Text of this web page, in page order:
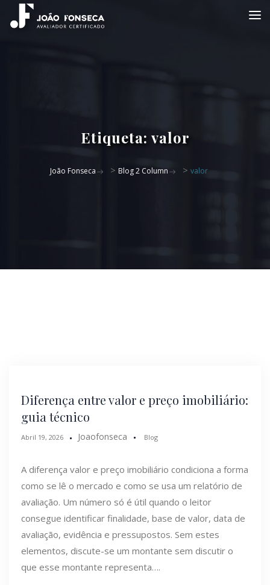
Etiqueta: valor
João Fonseca > Blog 2 Column > valor
Diferença entre valor e preço imobiliário:
guia técnico
Abril 19, 2026 Joaofonseca Blog
A diferença valor e preço imobiliário condiciona a forma
como se lê o mercado e como se usa um relatório de
avaliação. Um número só é útil quando o leitor
consegue identificar finalidade, base de valor, data de
avaliação, evidência e pressupostos. Sem estes
elementos, discute-se um montante sem discutir o
que esse montante representa….